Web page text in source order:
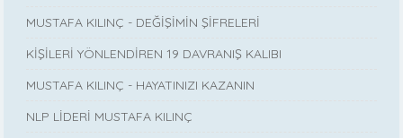
MUSTAFA KILINÇ - DEĞİŞİMİN ŞİFRELERİ
KİŞİLERİ YÖNLENDİREN 19 DAVRANIŞ KALIBI
MUSTAFA KILINÇ - HAYATINIZI KAZANIN
NLP LİDERİ MUSTAFA KILINÇ